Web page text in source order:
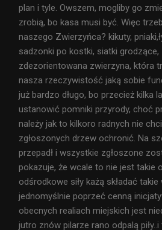
plan i tyle. Owszem, mogliby go
zrobią, bo kasa musi być. Więc
naszego Zwierzyńca? kikuty,
sadzonki po kostki, siatki grodzące,
zdezorientowana zwierzyna, która
nasza rzeczywistość jaką sobie
już bardzo długo, bo przecież kilka
ustanowić pomniki przyrody, choć
należy jak to kilkoro radnych nie
zgłoszonych drzew ochronić. Na
przepadł i wszystkie zgłoszone
pokazuje, że wcale to nie jest takie
odśrodkowe siły każą składać
jednomyślnie poprzeć cenną
obecnych realiach miejskich jest
jutro znów pilarze rano odpalą piły..i